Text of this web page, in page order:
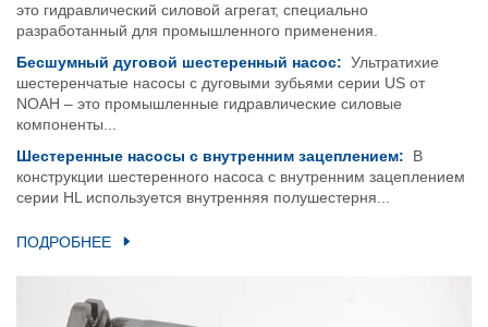
это гидравлический силовой агрегат, специально
разработанный для промышленного применения.
Бесшумный дуговой шестеренный насос: Ультратихие
шестеренчатые насосы с дуговыми зубьями серии US от
NOAH – это промышленные гидравлические силовые
компоненты...
Шестеренные насосы с внутренним зацеплением:
В
конструкции шестеренного насоса с внутренним зацеплением
серии HL используется внутренняя полушестерня...
ПОДРОБНЕЕ